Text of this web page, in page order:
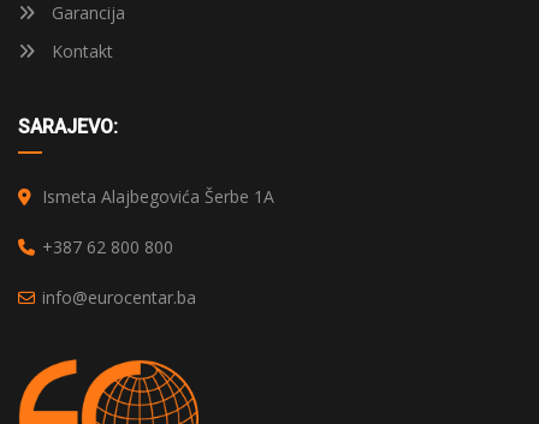
Garancija
Kontakt
SARAJEVO:
Ismeta Alajbegovića Šerbe 1A
+387 62 800 800
info@eurocentar.ba